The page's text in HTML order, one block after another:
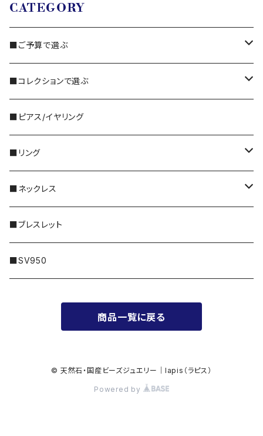
CATEGORY
■ご予算で選ぶ
3,000円～
5,000円～
10,000円〜
30,000円〜
50,000円〜
100,000円〜
300,000円〜
■コレクションで選ぶ
・国産ビーズ｜FORM
・天然石｜Gemstone
特別な｜Sleek
普段に｜Freedom
・天然石｜Twinkle
・メタル｜Amulet
■ピアス/イヤリング
■リング
シルバー
ゴールド
プラチナ
■ネックレス
14KGF
シルバー
■ブレスレット
■SV950
商品一覧に戻る
© 天然石・国産ビーズジュエリー｜lapis（ラピス）
Powered by